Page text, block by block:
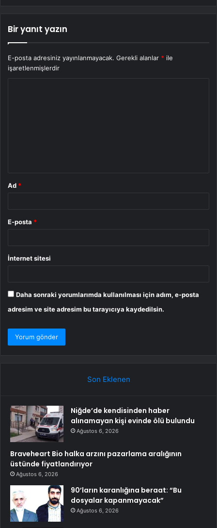
Bir yanıt yazın
E-posta adresiniz yayınlanmayacak. Gerekli alanlar * ile
işaretlenmişlerdir
Ad *
E-posta *
İnternet sitesi
Daha sonraki yorumlarımda kullanılması için adım, e-posta
adresim ve site adresim bu tarayıcıya kaydedilsin.
Son Eklenen
Niğde’de kendisinden haber
alınamayan kişi evinde ölü bulundu
Ağustos 6, 2026
Braveheart Bio halka arzını pazarlama aralığının
üstünde fiyatlandırıyor
Ağustos 6, 2026
90’ların karanlığına beraat: “Bu
dosyalar kapanmayacak”
Ağustos 6, 2026